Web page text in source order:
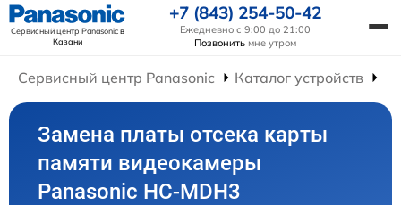
Сервисный центр Panasonicв
Казани
+7 (843) 254-50-42
Ежедневно с 9:00 до 21:00
Позвонить мне утром
Сервисный центр Panasonic Каталог устройств
Замена платы отсека карты
памяти видеокамеры
Panasonic HC-MDH3